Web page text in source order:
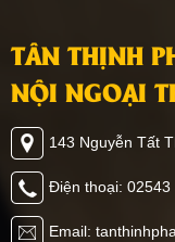
TÂN THỊNH
NỘI NGOẠI
143 Nguyễn Tất
Điện thoại: 02543
Email: